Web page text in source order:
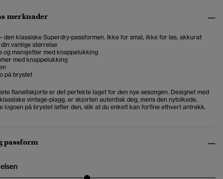
merknader
den klassiske Superdry-passformen. Ikke for smal, ikke for løs, akkurat
din vanlige størrelse
og mansjetter med knappelukking
med knappelukking
på brystet
flanellskjorte er det perfekte laget for den nye sesongen. Designet med
vintage-plagg, er skjorten autentisk deg, mens den nytolkede,
logoen på brystet løfter den, slik at du enkelt kan forfine ethvert antrekk.
passform